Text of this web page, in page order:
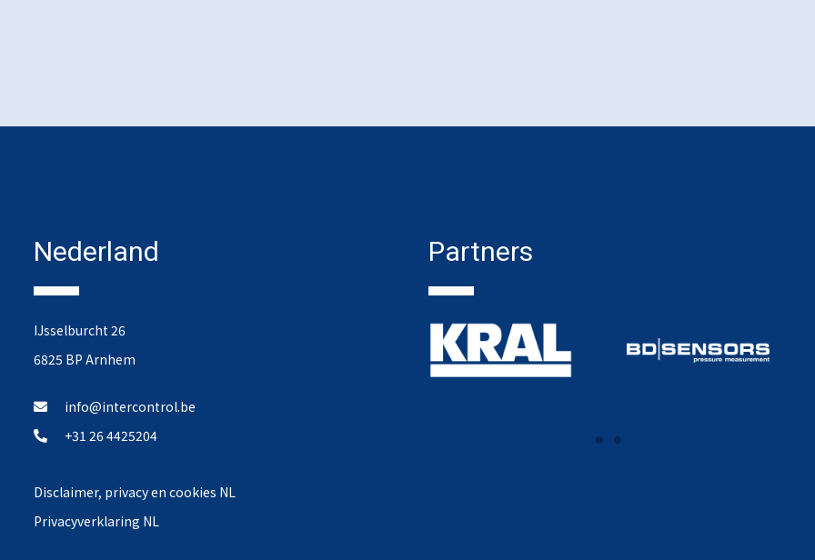
Nederland
IJsselburcht 26
6825 BP Arnhem
info@intercontrol.be
+31 26 4425204
Disclaimer, privacy en cookies NL
Privacyverklaring NL
Partners